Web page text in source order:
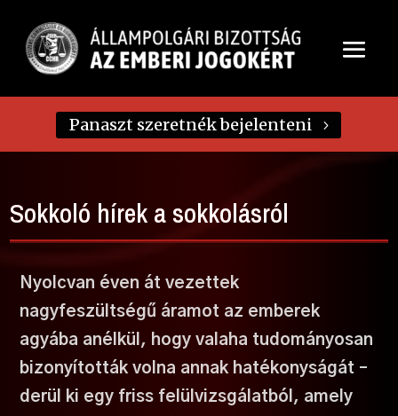
Panaszt szeretnék bejelenteni
Sokkoló hírek a sokkolásról
Nyolcvan éven át vezettek
nagyfeszültségű áramot az emberek
agyába anélkül, hogy valaha tudományosan
bizonyították volna annak hatékonyságát –
derül ki egy friss felülvizsgálatból, amely